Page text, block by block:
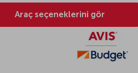
Araç seçeneklerini gör